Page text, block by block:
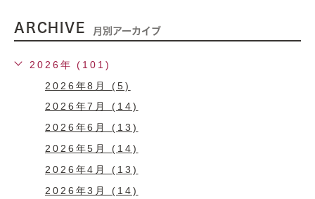
ARCHIVE 月別アーカイブ
2026年 (101)
2026年8月 (5)
2026年7月 (14)
2026年6月 (13)
2026年5月 (14)
2026年4月 (13)
2026年3月 (14)